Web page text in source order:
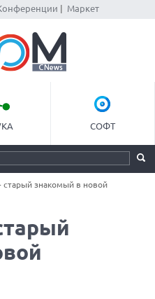
Маркет
СОФТ
старый знакомый в новой